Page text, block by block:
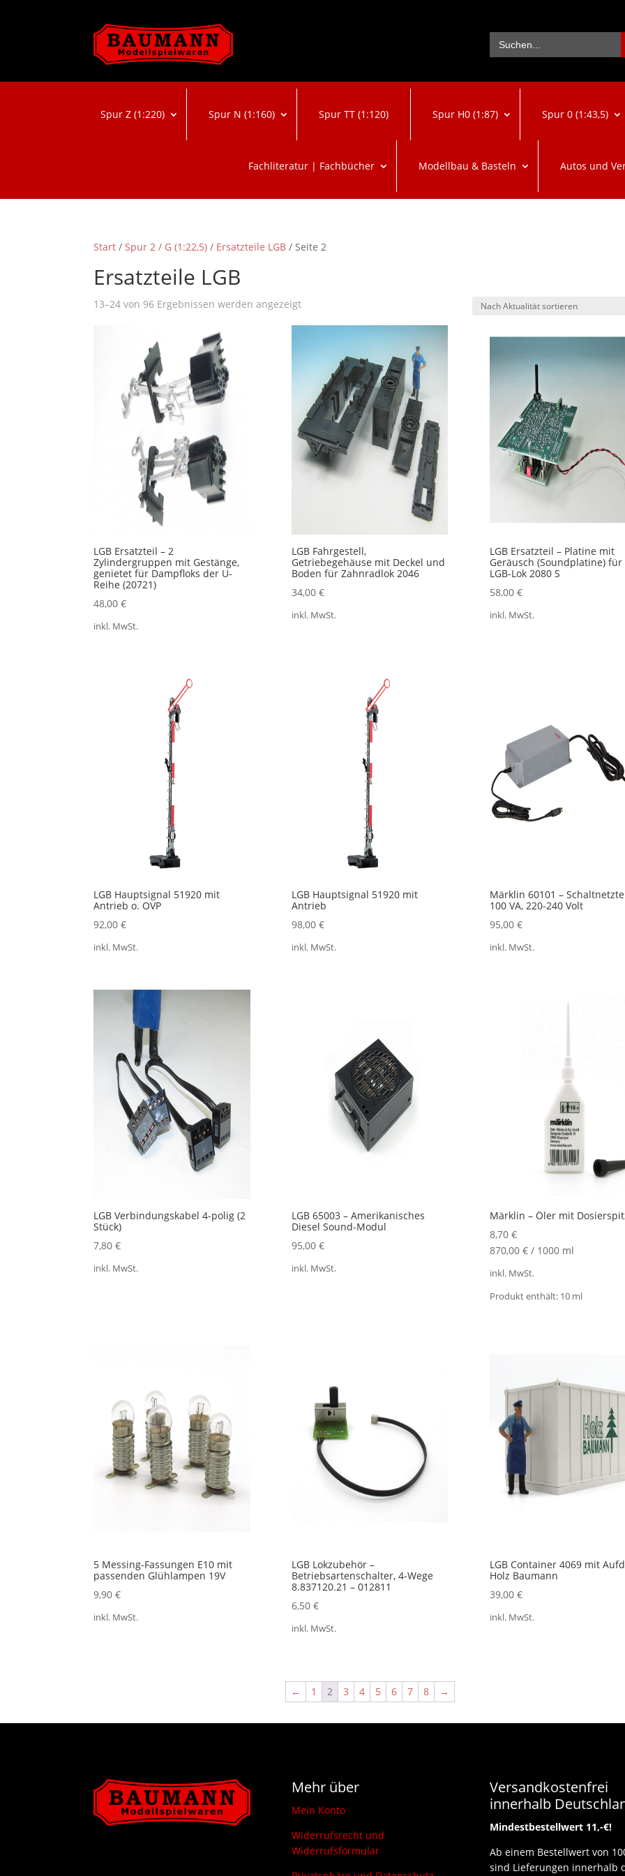
Search
for:
Spur Z (1:220) Spur N (1:160) Spur TT (1:120) Spur H0 (1:87) Spur 0 (1:43,5)
Fachliteratur | Fachbücher Modellbau & Basteln Autos und
Start /Spur 2 / G (1:22,5) / Ersatzteile LGB / Seite 2
Ersatzteile LGB
13–24 von 96 Ergebnissen werden angezeigtNach
LGB Ersatzteil – 2
Zylindergruppen mit Gestänge,
genietet für Dampfloks der U-
Reihe (20721)
48,00€
inkl. MwSt.
LGB Fahrgestell,
Getriebegehäuse mit Deckel und
Boden für Zahnradlok 2046
34,00 €
inkl. MwSt.
LGB Ersatzteil – Platine mit
Geräusch (Soundplatine) für
LGB-Lok 2080 S
58,00 €
inkl. MwSt.
LGB Hauptsignal 51920 mit
Antrieb o. OVP
92,00€
inkl. MwSt.
LGB Hauptsignal 51920 mit
Antrieb
98,00 €
inkl. MwSt.
Märklin 60101 –
100 VA, 220-240 Volt
95,00 €
inkl. MwSt.
LGB Verbindungskabel 4-polig (2
Stück)
7,80€
inkl. MwSt.
LGB 65003 – Amerikanisches
Diesel Sound-Modul
95,00 €
inkl. MwSt.
Märklin – Öler mit
8,70 €
870,00 €/ 1000 ml
inkl. MwSt.
Produkt enthält: 10 ml
5 Messing-Fassungen E10 mit
passenden Glühlampen 19V
9,90€
inkl. MwSt.
LGB Lokzubehör –
Betriebsartenschalter, 4-Wege
8.837120.21 – 012811
6,50 €
inkl. MwSt.
LGB Container 4069 mit
Holz Baumann
39,00 €
inkl. MwSt.
← 1 2 3 4 5 6 7 8 →
Mehr über
Mein Konto
Widerrufsrecht und
Widerrufsformular
Versandkostenfrei
innerhalb
Mindestbestellwert 11,-€!
Ab einem Bestellwert von
sind Lieferungen innerhalb